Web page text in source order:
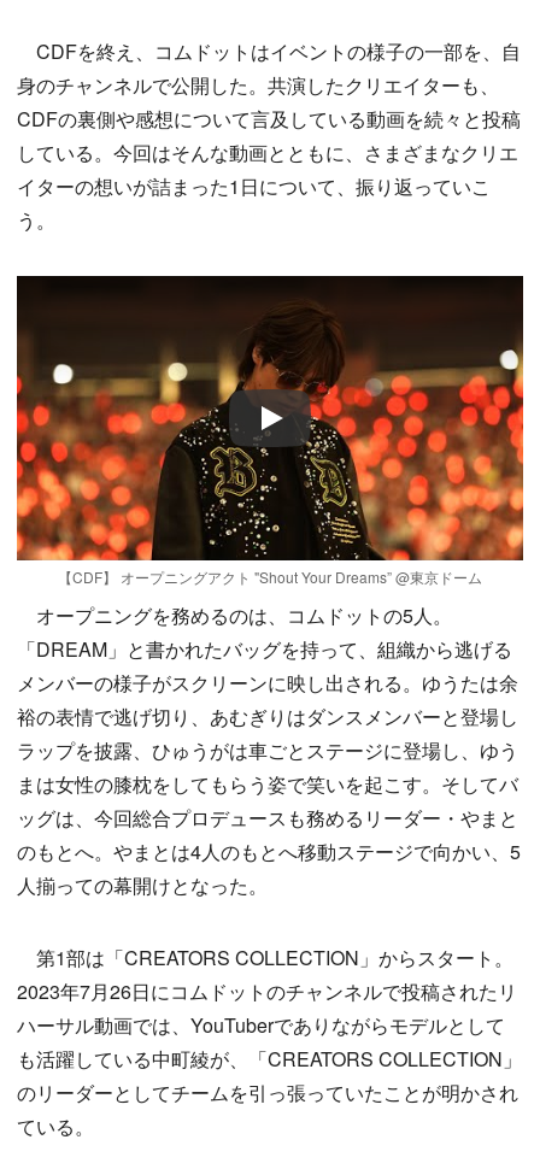
CDFを終え、コムドットはイベントの様子の一部を、自
身のチャンネルで公開した。共演したクリエイターも、
CDFの裏側や感想について言及している動画を続々と投稿
している。今回はそんな動画とともに、さまざまなクリエ
イターの想いが詰まった1日について、振り返っていこ
う。
Play
【CDF】 オープニングアクト "Shout Your Dreams” @東京ドーム
オープニングを務めるのは、コムドットの5人。
「DREAM」と書かれたバッグを持って、組織から逃げる
メンバーの様子がスクリーンに映し出される。ゆうたは余
裕の表情で逃げ切り、あむぎりはダンスメンバーと登場し
ラップを披露、ひゅうがは車ごとステージに登場し、ゆう
まは女性の膝枕をしてもらう姿で笑いを起こす。そしてバ
ッグは、今回総合プロデュースも務めるリーダー・やまと
のもとへ。やまとは4人のもとへ移動ステージで向かい、5
人揃っての幕開けとなった。
第1部は「CREATORS COLLECTION」からスタート。
2023年7月26日にコムドットのチャンネルで投稿されたリ
ハーサル動画では、YouTuberでありながらモデルとして
も活躍している中町綾が、「CREATORS COLLECTION」
のリーダーとしてチームを引っ張っていたことが明かされ
ている。